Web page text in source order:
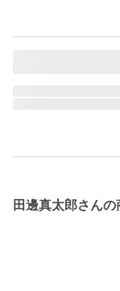
田邊真太郎さんの